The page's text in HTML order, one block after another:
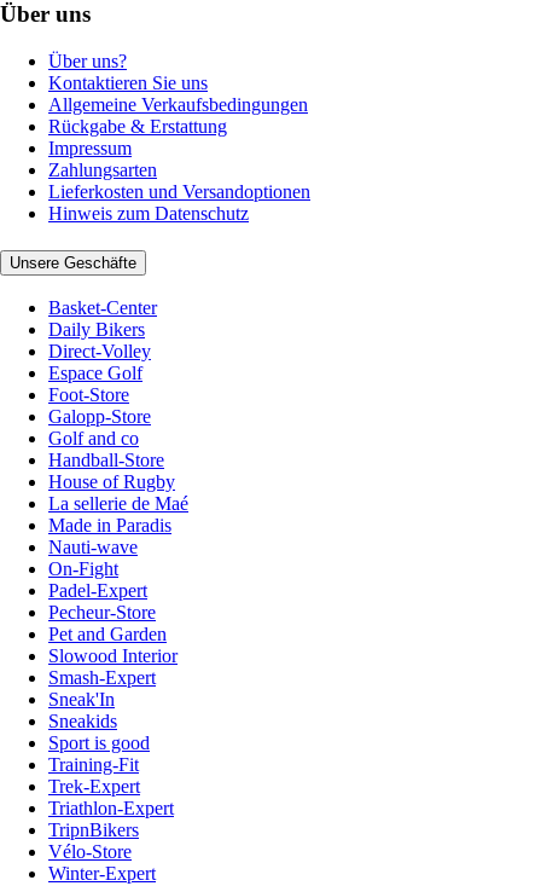
Über uns
Über uns?
Kontaktieren Sie uns
Allgemeine Verkaufsbedingungen
Rückgabe & Erstattung
Impressum
Zahlungsarten
Lieferkosten und Versandoptionen
Hinweis zum Datenschutz
Unsere Geschäfte
Basket-Center
Daily Bikers
Direct-Volley
Espace Golf
Foot-Store
Galopp-Store
Golf and co
Handball-Store
House of Rugby
La sellerie de Maé
Made in Paradis
Nauti-wave
On-Fight
Padel-Expert
Pecheur-Store
Pet and Garden
Slowood Interior
Smash-Expert
Sneak'In
Sneakids
Sport is good
Training-Fit
Trek-Expert
Triathlon-Expert
TripnBikers
Vélo-Store
Winter-Expert